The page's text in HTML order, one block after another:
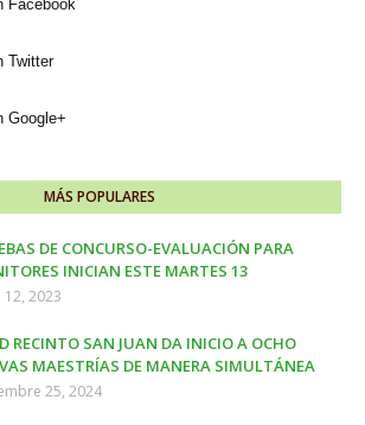
Facebook
Twitter
Google+
MÁS POPULARES
DE CONCURSO-EVALUACIÓN PARA
INICIAN ESTE MARTES 13
12, 2023
RECINTO SAN JUAN DA INICIO A OCHO
MAESTRÍAS DE MANERA SIMULTÁNEA
25, 2024